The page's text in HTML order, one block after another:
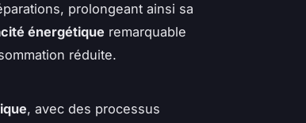
prolongeant ainsi sa
énergétique remarquable
réduite.
, avec des processus